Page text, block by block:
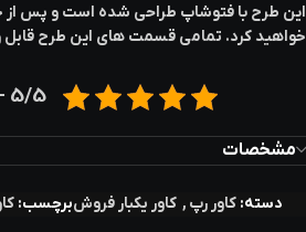
خواهید کرد. تمامی قسمت های این طرح قابل
5/5 - (1 امتیاز)
مشخصات
دسته: کاور رپ , کاور یکبار فروشبرچسب: